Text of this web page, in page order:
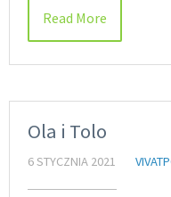
Read More
Ola i Tolo
6 STYCZNIA 2021